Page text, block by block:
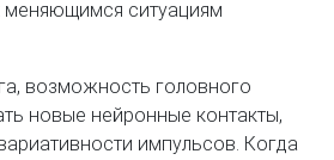
меняющимся ситуациям
возможность головного
новые нейронные контакты,
импульсов. Когда